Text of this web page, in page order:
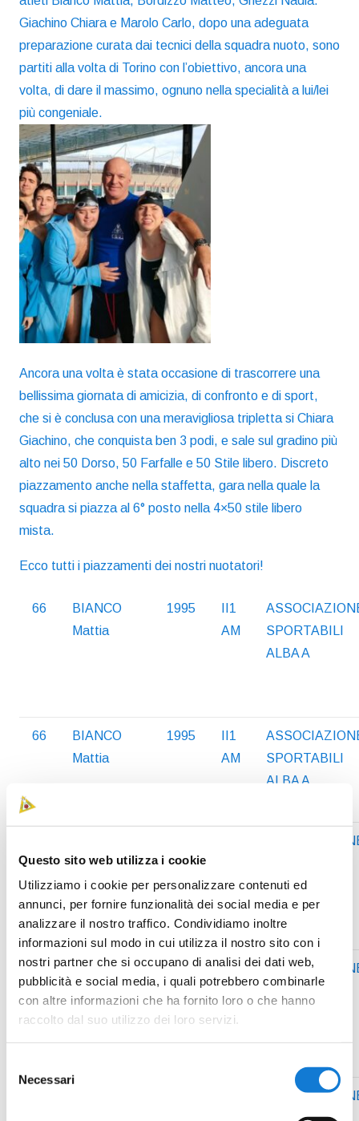
Questo sito web utilizza i cookie
Utilizziamo i cookie per personalizzare contenuti ed
annunci, per fornire funzionalità dei social media e per
analizzare il nostro traffico. Condividiamo inoltre
informazioni sul modo in cui utilizza il nostro sito con i
nostri partner che si occupano di analisi dei dati web,
pubblicità e social media, i quali potrebbero combinarle
con altre informazioni che ha fornito loro o che hanno
raccolto dal suo utilizzo dei loro servizi.
delNecessari
Giachino Chiara e Marolo Carlo, dopo una adeguata
preparazione curata dai tecnici della squadra nuoto, sono
partiti alla volta di Torino con l’obiettivo, ancora una
volta, di dare il massimo, ognuno nella specialità a lui/lei
più congeniale.
Ancora una volta è stata occasione di trascorrere una
bellissima giornata di amicizia, di confronto e di sport,
che si è conclusa con una meravigliosa tripletta si Chiara
Giachino, che conquista ben 3 podi, e sale sul gradino più
alto nei 50 Dorso, 50 Farfalle e 50 Stile libero. Discreto
piazzamento anche nella staffetta, gara nella quale la
squadra si piazza al 6° posto nella 4×50 stile libero
mista.
Ecco tutti i piazzamenti dei nostri nuotatori!
66
BIANCO
Mattia
1995
II1
AM
SPORTABILI
ALBA A
66
BIANCO
Mattia
1995
II1
AM
SPORTABILI
ALBA A
Matteo
ALBA A
67
BORDIZZO
2006
II1
SPORTABILI